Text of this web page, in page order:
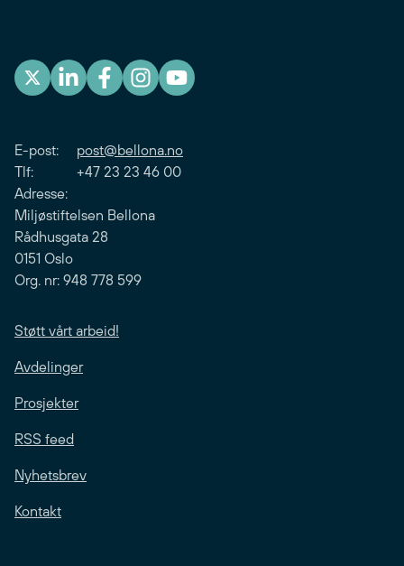
E-post: post@bellona.no
Tlf: +47 23 23 46 00
Adresse:
Miljøstiftelsen Bellona
Rådhusgata 28
0151 Oslo
Org. nr: 948 778 599
Støtt vårt arbeid!
Avdelinger
Prosjekter
RSS feed
Nyhetsbrev
Kontakt